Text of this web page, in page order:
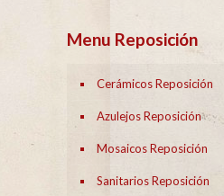
Menu Reposición
Cerámicos Reposición
Azulejos Reposición
Mosaicos Reposición
Sanitarios Reposición